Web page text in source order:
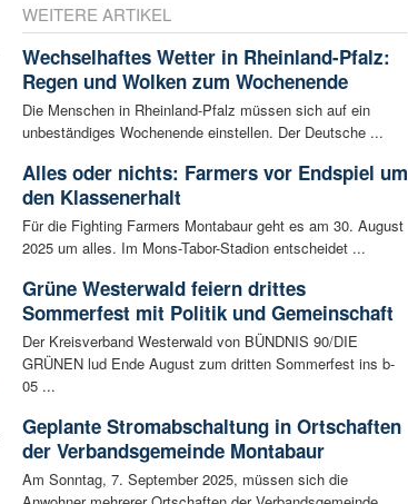
WEITERE ARTIKEL
Wechselhaftes Wetter in Rheinland-Pfalz:
Regen und Wolken zum Wochenende
Die Menschen in Rheinland-Pfalz müssen sich auf ein
unbeständiges Wochenende einstellen. Der Deutsche ...
Alles oder nichts: Farmers vor Endspiel um
den Klassenerhalt
Für die Fighting Farmers Montabaur geht es am 30. August
2025 um alles. Im Mons-Tabor-Stadion entscheidet ...
Grüne Westerwald feiern drittes
Sommerfest mit Politik und Gemeinschaft
Der Kreisverband Westerwald von BÜNDNIS 90/DIE
GRÜNEN lud Ende August zum dritten Sommerfest ins b-
05 ...
Geplante Stromabschaltung in Ortschaften
der Verbandsgemeinde Montabaur
Am Sonntag, 7. September 2025, müssen sich die